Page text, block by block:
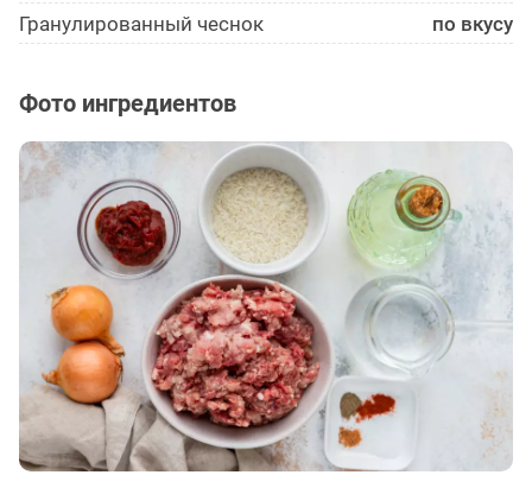
Гранулированный чеснок
по вкусу
Фото ингредиентов